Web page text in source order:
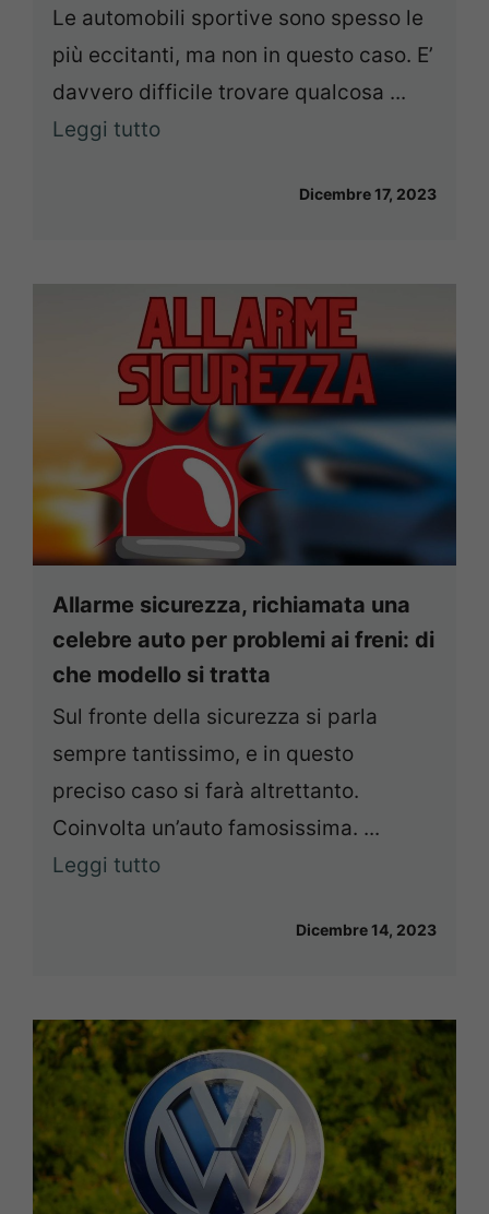
Le automobili sportive sono spesso le
più eccitanti, ma non in questo caso. E’
davvero difficile trovare qualcosa ...
Leggi tutto
Dicembre 17, 2023
Allarme sicurezza, richiamata una
celebre auto per problemi ai freni: di
che modello si tratta
Sul fronte della sicurezza si parla
sempre tantissimo, e in questo
preciso caso si farà altrettanto.
Coinvolta un’auto famosissima. ...
Leggi tutto
Dicembre 14, 2023